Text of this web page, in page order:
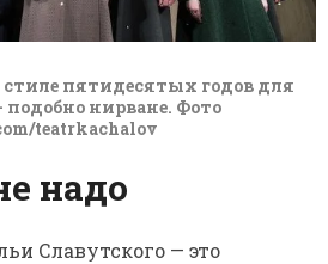
пятидесятых годов для
подобно нирване. Фото
teatrkachalov
надо
Славутского — это